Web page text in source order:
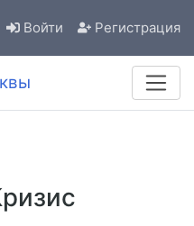
Войти Регистрация